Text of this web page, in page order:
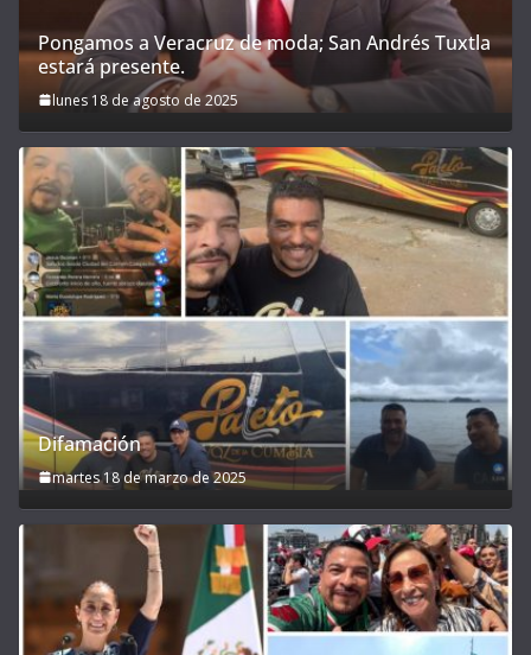
Pongamos a Veracruz de moda; San Andrés Tuxtla
estará presente.
lunes 18 de agosto de 2025
Difamación
martes 18 de marzo de 2025